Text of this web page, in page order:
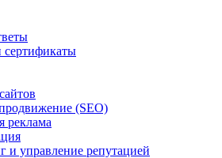
(SEO)
реклама
и управление репутацией